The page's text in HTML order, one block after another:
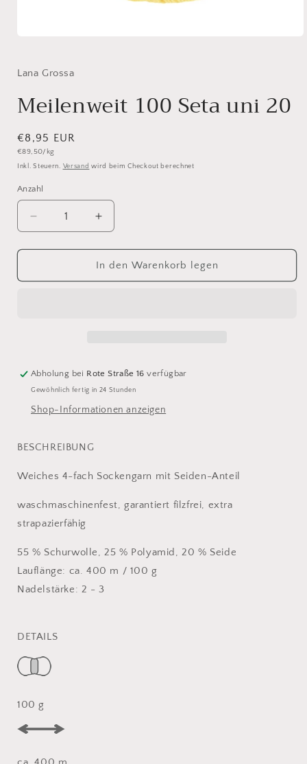
Modal
Lana Grossa
Meilenweit 100 Seta uni 20
Normaler
Preis
€8,95 EUR
Grundpreis
€89,50/kg
Inkl. Steuern. Versand wird beim Checkout berechnet
Anzahl
Anzahl
Verringere
die
Menge
Meilenweit
Erhöhe
die
Menge
für
Meilenweit
In den Warenkorb legen
Abholung bei Rote Straße 16 verfügbar
Gewöhnlich fertig in 24 Stunden
Shop-Informationen anzeigen
BESCHREIBUNG
Weiches 4-fach Sockengarn mit Seiden-Anteil
waschmaschinenfest, garantiert filzfrei, extra
strapazierfähig
55 % Schurwolle, 25 % Polyamid, 20 % Seide
Lauflänge: ca. 400 m / 100 g
Nadelstärke: 2 - 3
DETAILS
100 g